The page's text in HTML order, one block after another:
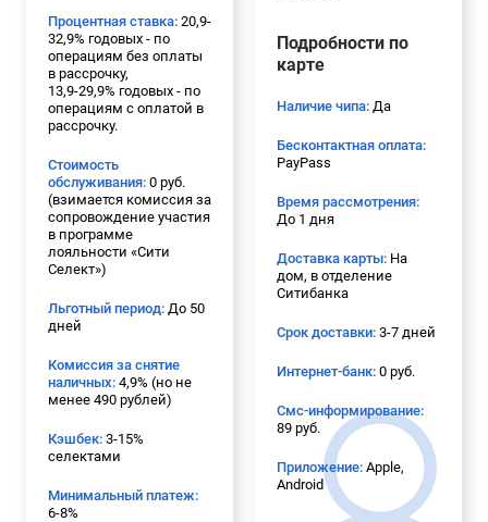
Процентная ставка: 20,9-
32,9% годовых - по
операциям без оплаты
в рассрочку,
13,9-29,9% годовых - по
операциям с оплатой в
рассрочку.
Стоимость
обслуживания: 0 руб.
(взимается комиссия за
сопровождение участия
в программе
лояльности «Сити
Селект»)
Льготный период: До 50
дней
Комиссия за снятие
наличных: 4,9% (но не
менее 490 рублей)
Кэшбек: 3-15%
селектами
Минимальный платеж:
6-8%
Подробности по
карте
Наличие чипа: Да
Бесконтактная оплата:
PayPass
Время рассмотрения:
До 1 дня
Доставка карты: На
дом, в отделение
Ситибанка
Срок доставки: 3-7 дней
Интернет-банк: 0 руб.
Смс-информирование:
89 руб.
Приложение: Apple,
Android